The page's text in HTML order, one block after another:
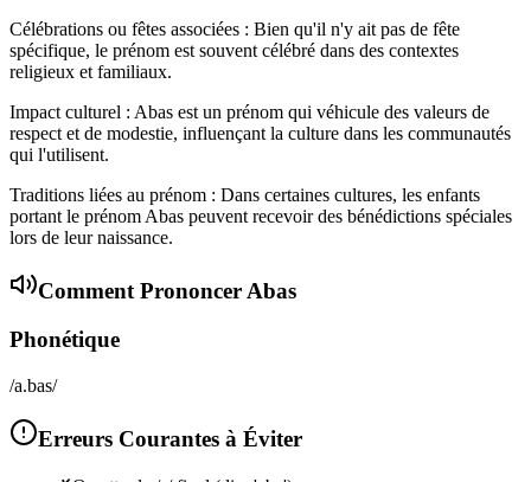
Célébrations ou fêtes associées : Bien qu'il n'y ait pas de fête
spécifique, le prénom est souvent célébré dans des contextes
religieux et familiaux.
Impact culturel : Abas est un prénom qui véhicule des valeurs de
respect et de modestie, influençant la culture dans les communautés
qui l'utilisent.
Traditions liées au prénom : Dans certaines cultures, les enfants
portant le prénom Abas peuvent recevoir des bénédictions spéciales
lors de leur naissance.
Comment PrononcerAbas
Phonétique
/a.bas/
Erreurs Courantes à Éviter